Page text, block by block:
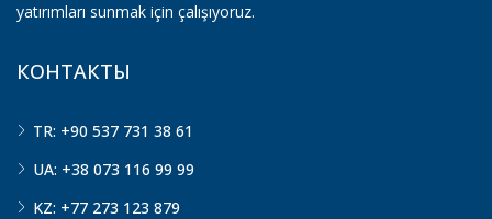
yatırımları sunmak için çalışıyoruz.
КОНТАКТЫ
TR: +90 537 731 38 61
UA: +38 073 116 99 99
KZ: +77 273 123 879